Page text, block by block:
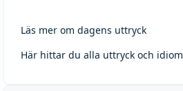
Läs mer om dagens uttryck
Här hittar du alla uttryck och idiom